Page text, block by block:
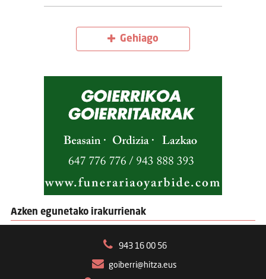
Gehiago
Azken egunetako irakurrienak
943 16 00 56
goiberri@hitza.eus